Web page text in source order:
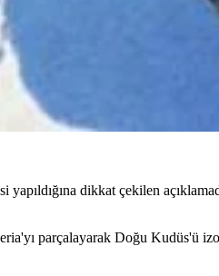
dikkat çekilen
parçalayarak Doğu Kudüs'ü